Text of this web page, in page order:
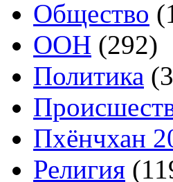
Общество
ООН (292)
Политика
Пхёнчхан
Религия